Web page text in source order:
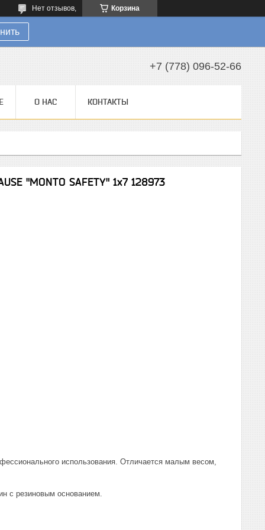
Корзина
Нет отзывов,
+7 (778) 096-52-66
О НАС КОНТАКТЫ
"MONTO SAFETY" 1х7 128973
использования. Отличается малым весом,
с резиновым основанием.